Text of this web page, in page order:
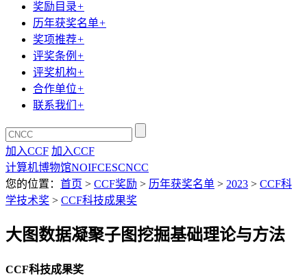
奖励目录+
历年获奖名单+
奖项推荐+
评奖条例 +
评奖机构+
合作单位+
联系我们 +
加入CCF 加入CCF
计算机博物馆NOIFCESCNCC
您的位置： 首页 > CCF奖励 > 历年获奖名单 > 2023 > CCF科
学技术奖 > CCF科技成果奖
大图数据凝聚子图挖掘基础理论与方法
CCF科技成果奖